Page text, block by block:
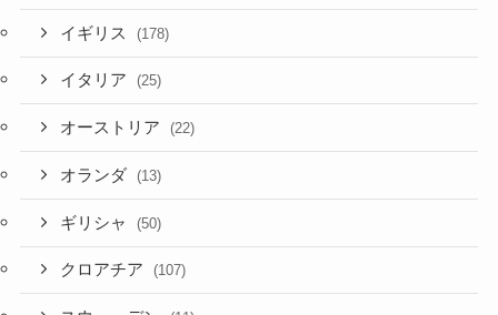
イギリス (178)
イタリア (25)
オーストリア (22)
オランダ (13)
ギリシャ (50)
クロアチア (107)